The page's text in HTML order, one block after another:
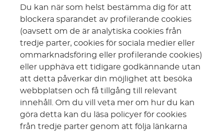
Du kan när som helst bestämma dig för att
blockera sparandet av profilerande cookies
(oavsett om de är analytiska cookies från
tredje parter, cookies för sociala medier eller
ommarknadsföring eller profilerande cookies)
eller upphäva ett tidigare godkännande utan
att detta påverkar din möjlighet att besöka
webbplatsen och få tillgång till relevant
innehåll. Om du vill veta mer om hur du kan
göra detta kan du läsa policyer för cookies
från tredje parter genom att följa länkarna